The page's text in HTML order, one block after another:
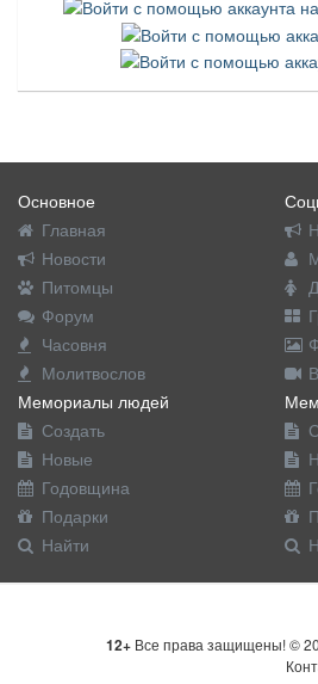
Основное
Главная
Новости
Питомцы
Форум
Часовня
Молитвослов
Мемориалы людей
Создать
Новые
Годовщина
Подарки
Найти
12+ Все права защищены! ©